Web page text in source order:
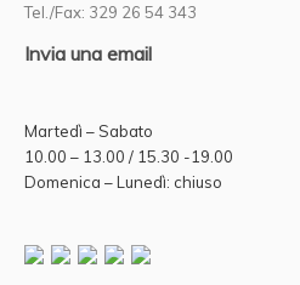
Tel./Fax: 329 26 54 343
Invia una email
Martedì – Sabato
10.00 – 13.00 / 15.30 -19.00
Domenica – Lunedì: chiuso